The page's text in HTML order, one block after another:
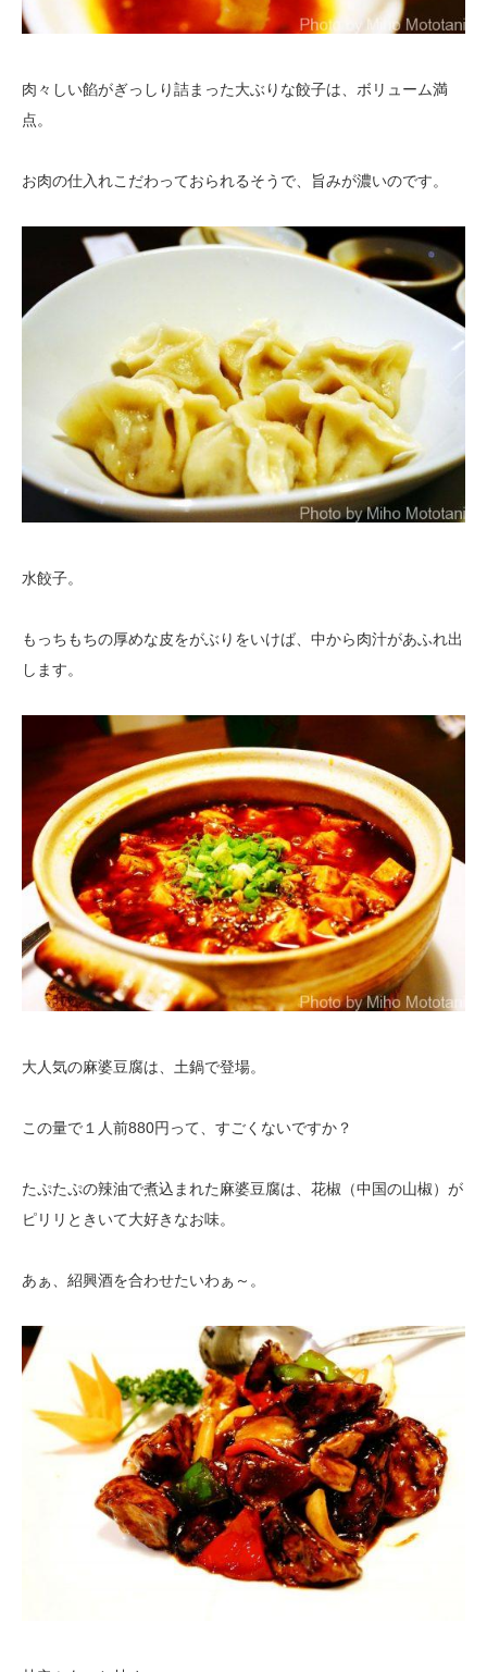
肉々しい餡がぎっしり詰まった大ぶりな餃子は、ボリューム満
点。
お肉の仕入れこだわっておられるそうで、旨みが濃いのです。
水餃子。
もっちもちの厚めな皮をがぶりをいけば、中から肉汁があふれ出
します。
大人気の麻婆豆腐は、土鍋で登場。
この量で１人前880円って、すごくないですか？
たぷたぷの辣油で煮込まれた麻婆豆腐は、花椒（中国の山椒）が
ピリリときいて大好きなお味。
あぁ、紹興酒を合わせたいわぁ～。